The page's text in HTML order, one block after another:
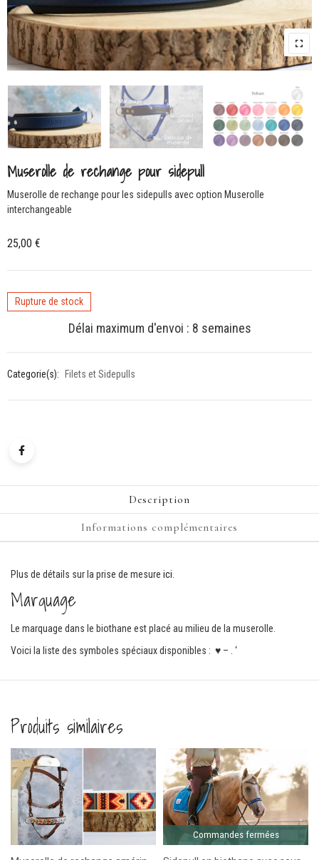
Muserolle de rechange pour sidepull
Muserolle de rechange pour les sidepulls avec option Muserolle
interchangeable
25,00 €
Rupture de stock
Délai maximum d'envoi : 8 semaines
Categorie(s): Filets et Sidepulls
Description
Informations complémentaires
Plus de détails sur la prise de mesure ici
Marquage
Le marquage dans le biothane est placé au milieu de la muserolle.
Voici la liste des symboles spéciaux disponibles : ♥ – . ‘
Produits similaires
Commandes fermées